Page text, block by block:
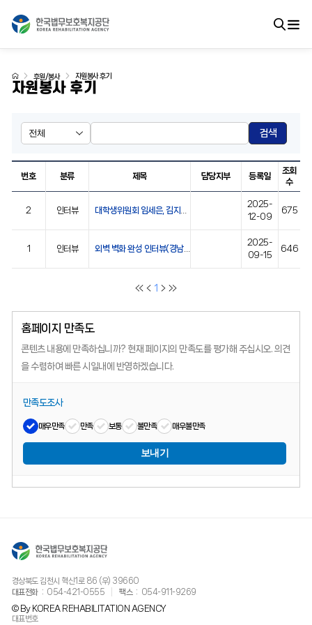
자원봉사 후기
후원/봉사 자원봉사 후기
검색
번호 분류 제목 담당지부 등록일
조회
수
2 인터뷰
2025-
12-09
675
1 인터뷰 외벽 벽화 완성 인터뷰(경남지부 김송자 회장)
2025-
09-15
646
1
홈페이지 만족도
콘텐츠 내용에 만족하십니까? 현재 페이지의 만족도를 평가해 주십시오. 의견
을 수렴하여 빠른 시일내에 반영하겠습니다.
만족도조사
매우만족 만족 보통 불만족 매우불만족
보내기
경상북도 김천시 혁신1로 86 (우) 39660
대표전화
054-421-0555 팩스 054-911-9269
© By KOREA REHABILITATION AGENCY
대표번호